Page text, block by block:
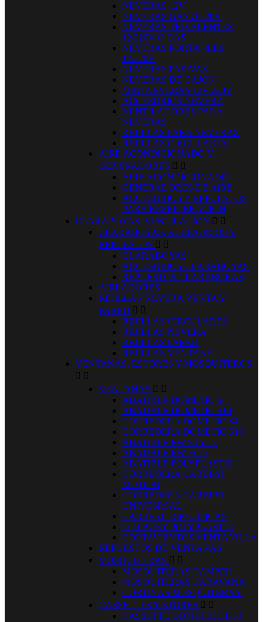
NEVERAS 12V
NEVERAS GAS O 220V
NEVERAS TRIVALENTES
12/220V O GAS
NEVERAS PORTATILES
12/220V
NEVERAS PASIVAS
NEVERAS DE CAJON
MINI NEVERAS 12V 220V
ACCESORIOS NEVERA
VENTILADORES PARA
NEVERAS
REJILLAS PARA NEVERAS
REJILLAS CIRCULARES
AIRE ACONDICIONADO Y
GENERADORES  
AIRE ACONDICIONADO
GENERADORES DE AIRE
ACCESORIOS Y REPUESTOS
PARA REFRIGERACION
CLARABOYAS, VENTILACION  
CLARABOYAS, ACCESORIOS Y
REPUESTOS  
CLARABOYAS
ACCESORIOS CLARABOYAS
REPUESTOS CLARABORAS
AIREADORES
REJILLAS´NEVERA VENTA Y
PARED  
REJILLAS CIRCULARES
REJILLAS NEVERA
REJILLAS PARED
REJILLAS VENTANA
VENTANAS, ESTORES Y MOSQUITEROS
 
VENTANAS  
ABATIBLE DOMETIC S4
ABATIBLE DOMETIC S10
CORREDERA DOMETIC S4
CORREDERA DOMETIC S10
ABATIBLE RW STYLE
ABATIBLE RW ECO
ABATIBLE POLYPLASTIC
CORREDERA CARBEST
MOTION
CORREDERA CARBEST
UNIVESRSAL
CARBEST ESPECIFICAS
OJO BUEY POLYPLASTIC
CORTAVIENTOS VENTANILLA
REPUESTOS DE VENTANAS
MOSQUITERAS  
MOSQUITERAS CAMPER
MOSQUITERAS CARAVANA
CORTINAS MOSQUITERAS.
CASSETTES Y STORES  
CASSETTE DOMETIC DB1R